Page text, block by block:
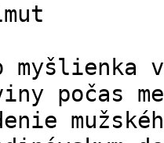
myšlienka
počas